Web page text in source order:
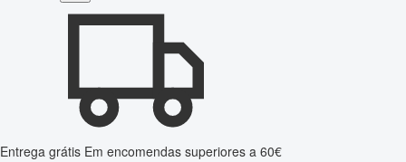
Entrega grátis Em encomendas superiores a 60€